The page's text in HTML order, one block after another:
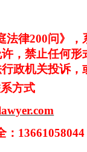
法律200问》，
，禁止任何
政机关投诉，
方式
： 13661058044